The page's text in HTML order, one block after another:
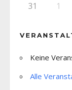
31 1
Keine
Alle